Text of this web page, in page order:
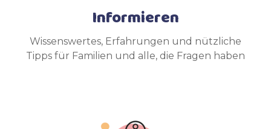
Informieren
Wissenswertes, Erfahrungen und nützliche
Tipps für Familien und alle, die Fragen haben